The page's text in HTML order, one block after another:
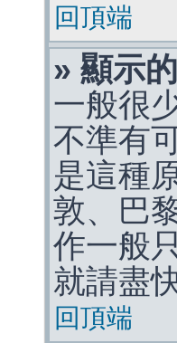
回頂端
» 顯示
一般很
不準有
是這種
敦、巴
作一般
就請盡
回頂端